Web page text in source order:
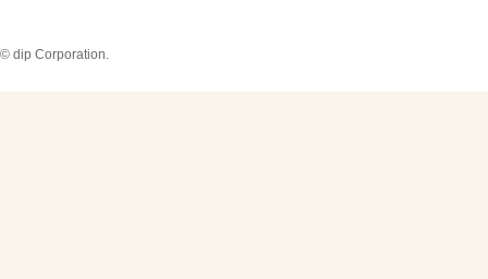
© dip Corporation.